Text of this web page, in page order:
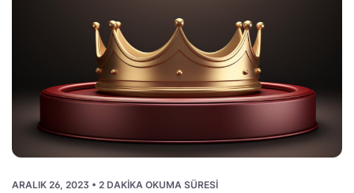
ARALIK 26, 2023 • 2 DAKIKA OKUMA SÜRESI